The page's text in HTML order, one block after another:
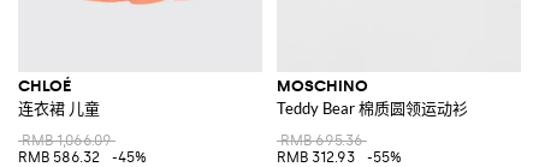
CHLOÉ
连衣裙 儿童
RMB 1,066.09
RMB 586.32
-45%
MOSCHINO
Teddy Bear 棉质圆领运动衫
RMB 695.36
RMB 312.93
-55%